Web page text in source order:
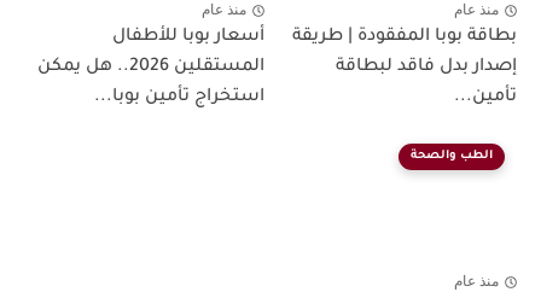
منذ عام
بطاقة بوبا المفقودة | طريقة
إصدار بدل فاقد لبطاقة
تأمين...
منذ عام
أسعار بوبا للأطفال
المستقلين 2026.. هل يمكن
استخراج تأمين بوبا...
الطب والصحة
منذ عام